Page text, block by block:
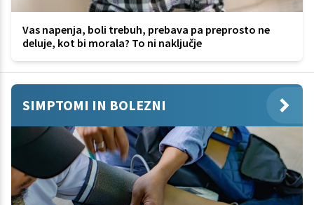
Vas napenja, boli trebuh, prebava pa preprosto ne
deluje, kot bi morala? To ni naključje
SIMPTOMI IN BOLEZNI